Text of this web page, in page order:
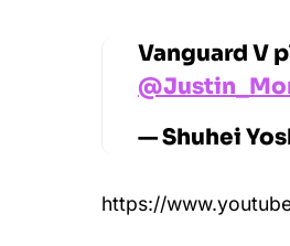
Vanguard V
— Shuhei
https://